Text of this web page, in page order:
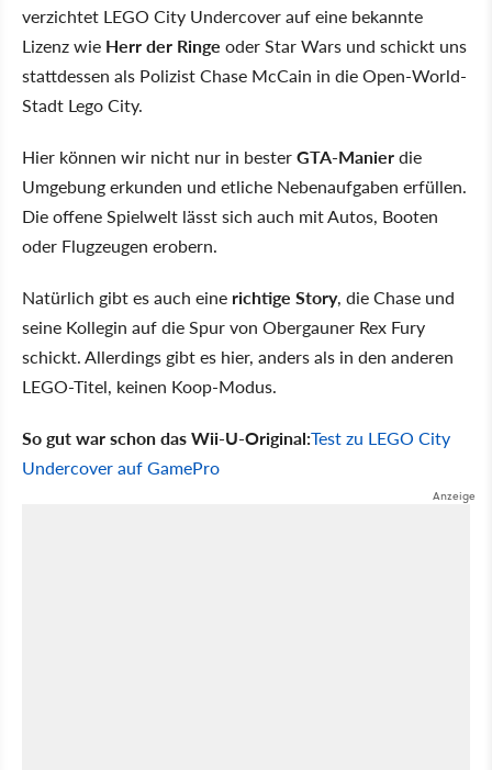
verzichtet LEGO City Undercover auf eine bekannte
Lizenz wie Herr der Ringe oder Star Wars und schickt uns
stattdessen als Polizist Chase McCain in die Open-World-
Stadt Lego City.
Hier können wir nicht nur in besterGTA-Manierdie
Umgebung erkunden und etliche Nebenaufgaben erfüllen.
Die offene Spielwelt lässt sich auch mit Autos, Booten
oder Flugzeugen erobern.
Natürlich gibt es auch eine richtige Story, die Chase und
seine Kollegin auf die Spur von Obergauner Rex Fury
schickt. Allerdings gibt es hier, anders als in den anderen
LEGO-Titel, keinen Koop-Modus.
So gut war schon das Wii-U-Original:Test zu LEGO City
Undercover auf GamePro